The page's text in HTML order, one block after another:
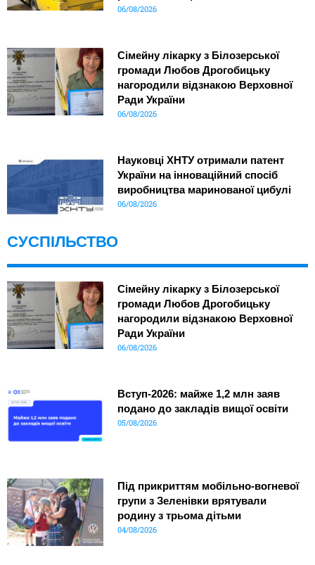
06/08/2026
Сімейну лікарку з Білозерської
громади Любов Дрогобицьку
нагородили відзнакою Верховної
Ради України
06/08/2026
Науковці ХНТУ отримали патент
України на інноваційний спосіб
виробництва маринованої цибулі
06/08/2026
СУСПІЛЬСТВО
Сімейну лікарку з Білозерської
громади Любов Дрогобицьку
нагородили відзнакою Верховної
Ради України
06/08/2026
Вступ-2026: майже 1,2 млн заяв
подано до закладів вищої освіти
05/08/2026
Під прикриттям мобільно-вогневої
групи з Зеленівки врятували
родину з трьома дітьми
04/08/2026